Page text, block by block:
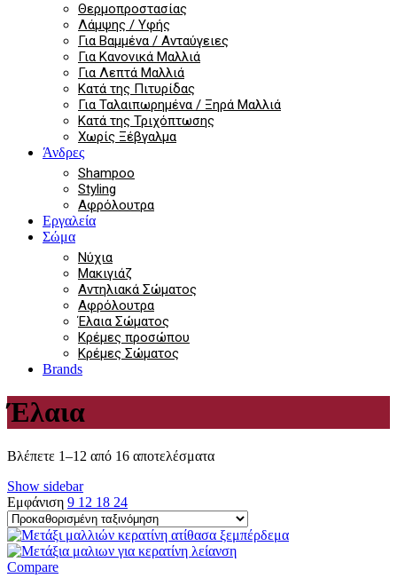
Θερμοπροστασίας
Λάμψης / Υφής
Για Βαμμένα / Ανταύγειες
Για Κανονικά Μαλλιά
Για Λεπτά Μαλλιά
Κατά της Πιτυρίδας
Για Ταλαιπωρημένα / Ξηρά Μαλλιά
Κατά της Τριχόπτωσης
Χωρίς Ξέβγαλμα
Άνδρες
Shampoo
Styling
Αφρόλουτρα
Εργαλεία
Σώμα
Νύχια
Μακιγιάζ
Αντηλιακά Σώματος
Αφρόλουτρα
Έλαια Σώματος
Κρέμες προσώπου
Κρέμες Σώματος
Brands
Έλαια
Βλέπετε 1–12 από 16 αποτελέσματα
Show sidebar
Εμφάνιση 9 12 18 24
Compare